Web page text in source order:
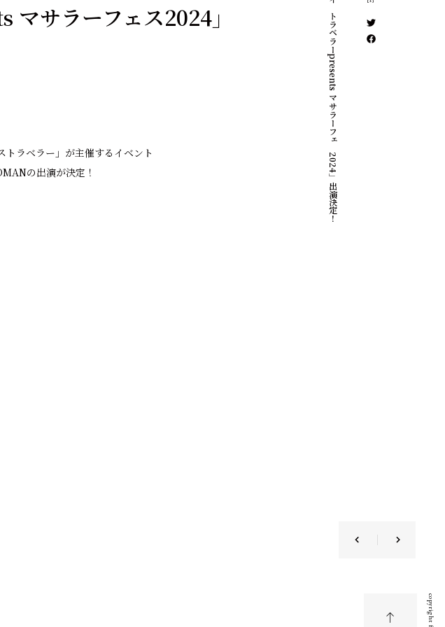
マサラーフェス2024」
ラベラー」が主催するイベント
の出演が決定！
「スパイストラベラーpresents マサラーフェス2024」出演決定！